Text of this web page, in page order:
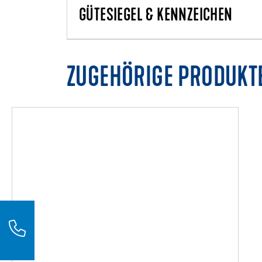
GÜTESIEGEL & KENNZEICHEN
ZUGEHÖRIGE